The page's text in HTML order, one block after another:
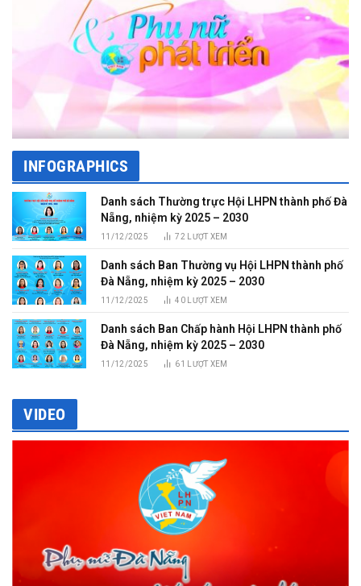
INFOGRAPHICS
Danh sách Thường trực Hội LHPN thành phố Đà
Nẵng, nhiệm kỳ 2025 – 2030
11/12/2025 72 LƯỢT XEM
Danh sách Ban Thường vụ Hội LHPN thành phố
Đà Nẵng, nhiệm kỳ 2025 – 2030
11/12/2025 40 LƯỢT XEM
Danh sách Ban Chấp hành Hội LHPN thành phố
Đà Nẵng, nhiệm kỳ 2025 – 2030
11/12/2025 61 LƯỢT XEM
VIDEO